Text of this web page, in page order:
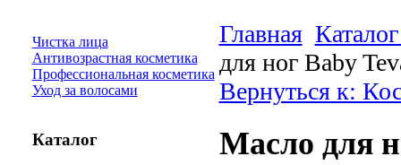
Чистка лица
Антивозрастная косметика
Профессиональная косметика
Уход за волосами
Каталог
Главная
для ног Baby
Вернуться к:
Масло для